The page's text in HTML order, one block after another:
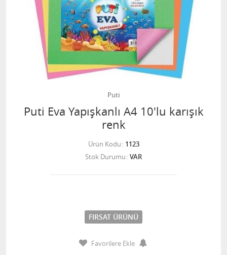
Puti
Puti Eva Yapışkanlı A4 10'lu karışık
renk
Ürün Kodu 1123
Stok Durumu VAR
FIRSAT ÜRÜNÜ
Favorilere Ekle